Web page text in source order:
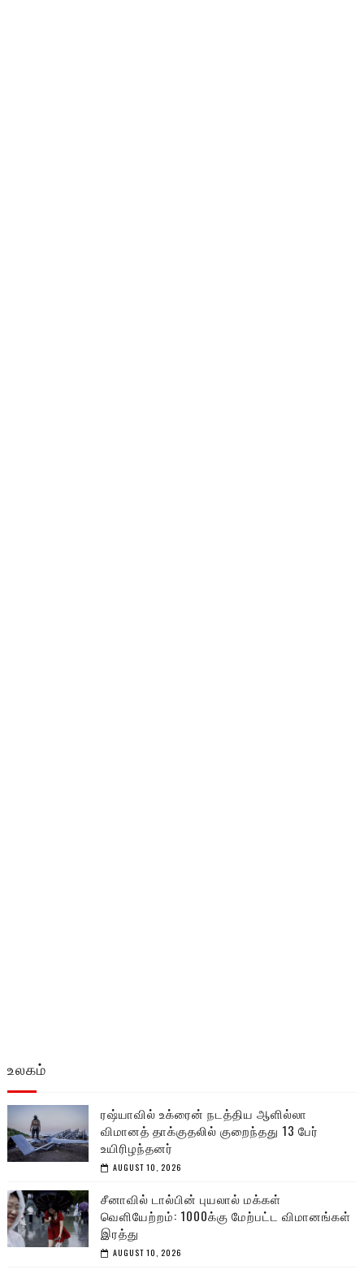
உலகம்
ரஷ்யாவில் உக்ரைன் நடத்திய ஆளில்லா
விமானத் தாக்குதலில் குறைந்தது 13 பேர்
உயிரிழந்தனர்
AUGUST 10, 2026
சீனாவில் டால்பின் புயலால் மக்கள்
வெளியேற்றம்: 1000க்கு மேற்பட்ட விமானங்கள்
இரத்து
AUGUST 10, 2026